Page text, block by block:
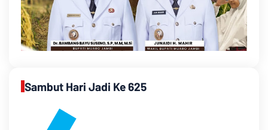
Sambut Hari Jadi Ke 625